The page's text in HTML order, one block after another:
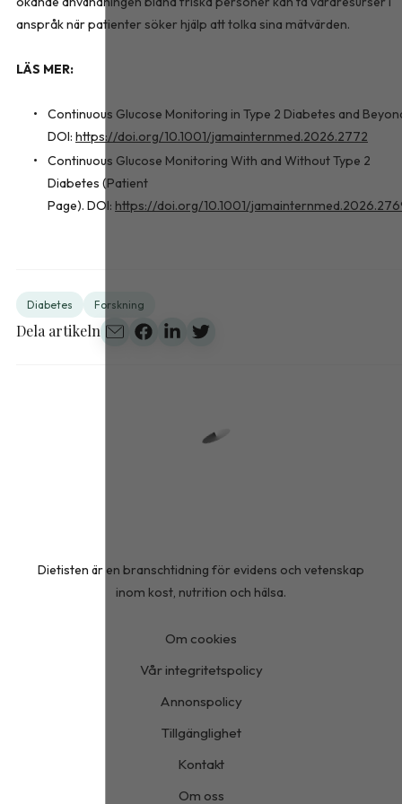
anspråk när patienter söker hjälp att tolka sina mätvärden.
LÄS MER:
Continuous Glucose Monitoring in Type 2 Diabetes and
DOI: https://doi.org/10.1001/jamainternmed.2026.2772
Continuous Glucose Monitoring With and Without Type 2
Diabetes (Patient
Page). DOI: https://doi.org/10.1001/
Diabetes Forskning
Dela artikeln
Dietisten är en branschtidning för evidens och vetenskap
inom kost, nutrition och hälsa.
Om cookies
Vår integritetspolicy
Annonspolicy
Tillgänglighet
Kontakt
Om oss